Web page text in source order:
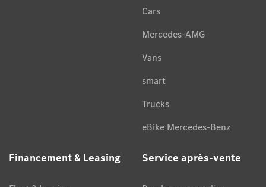
Cars
Mercedes-AMG
Vans
smart
Trucks
eBike Mercedes-Benz
Financement & Leasing Service après-vente